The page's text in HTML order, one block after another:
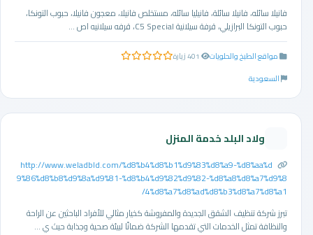
فانيلا سائله، فانيلا سائلة، فانيليا سائله، مستخلص فانيلا، معجون فانيلا، حبوب التونكا،
حبوب التونكا البرازيلي، قرفة سيلانية C5 Special، قرفه سيلانيه اص ...
مواقع الطبخ والحلويات 0.0 من 5 نجوم
السعودية
ولاد البلد خدمة المنزل
http://www.weladbld.com/%d8%b4%d8%b1%d9%83%d8%a9-%d8%aa%d
9%86%d8%b8%d9%8a%d9%81-%d8%b4%d9%82%d9%82-%d8%a8%d8%a7%d9%8
4%d8%a7%d8%ad%d8%b3%d8%a7%d8%a1/
تبرز شركة تنظيف الشقق الجديدة والمفروشة كخيار مثالي للأفراد الباحثين عن الراحة
والنظافة تمثل الخدمات التي تقدمها الشركة ضمانًا لبيئة صحية وجذابة حيث ي ...